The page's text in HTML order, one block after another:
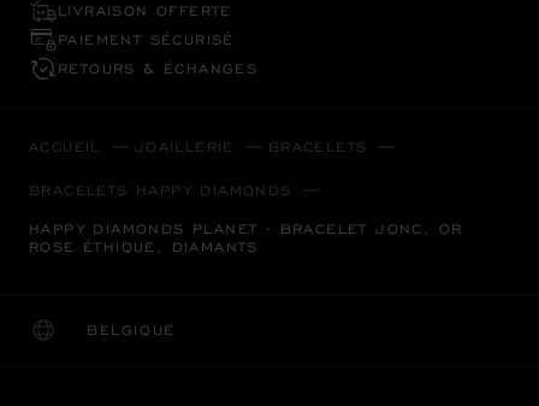
LIVRAISON OFFERTE
PAIEMENT SÉCURISÉ
RETOURS & ÉCHANGES
ACCUEIL JOAILLERIE BRACELETS
BRACELETS HAPPY DIAMONDS
HAPPY DIAMONDS PLANET - BRACELET JONC, OR
ROSE ÉTHIQUE, DIAMANTS
BELGIQUE
LOCALISATION (CHANGER DE PAYS)
CHANGER DE PAYS